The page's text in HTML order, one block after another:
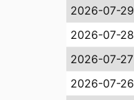
2026-07-29
2026-07-28
2026-07-27
2026-07-26